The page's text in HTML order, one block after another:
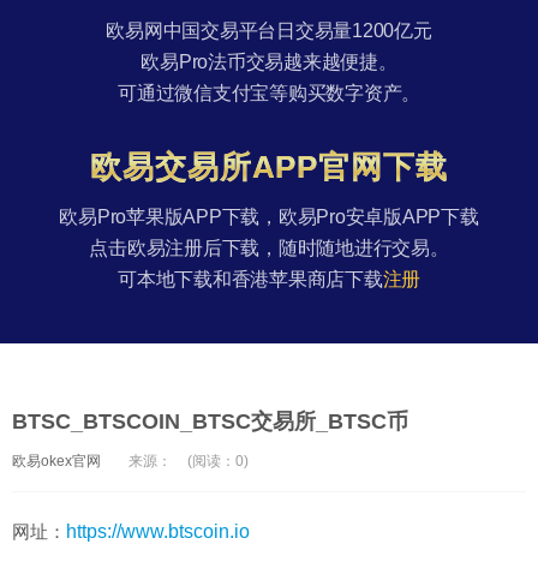
欧易网中国交易平台日交易量1200亿元
欧易Pro法币交易越来越便捷。
可通过微信支付宝等购买数字资产。
欧易交易所APP官网下载
欧易Pro苹果版APP下载，欧易Pro安卓版APP下载
点击欧易注册后下载，随时随地进行交易。
可本地下载和香港苹果商店下载注册
BTSC_BTSCOIN_BTSC交易所_BTSC币
欧易okex官网 来源： (阅读：0)
网址： https://www.btscoin.io